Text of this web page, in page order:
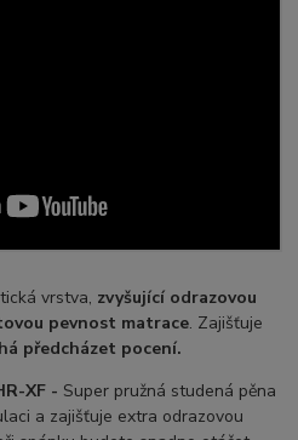
vrstva, zvyšující odrazovou
pevnost matrace. Zajišťuje
předcházet pocení.
XF - Super pružná studená pěna
a zajišťuje extra odrazovou